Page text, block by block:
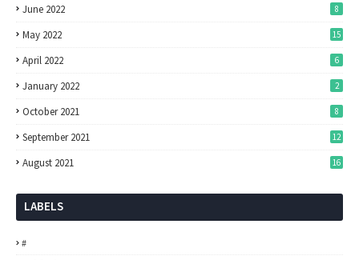
June 2022 8
May 2022 15
April 2022 6
January 2022 2
October 2021 8
September 2021 12
August 2021 16
LABELS
#